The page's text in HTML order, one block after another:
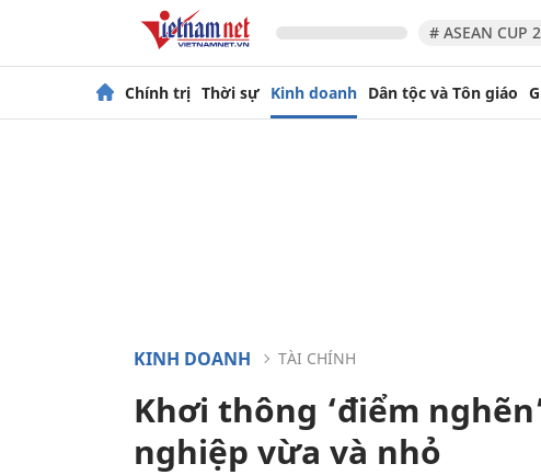
# ASEAN CUP
Chính trị Thời sự Kinh doanh Dân tộc và Tôn giáo
KINH DOANH TÀI CHÍNH
Khơi thông ‘điểm
nghiệp vừa và nhỏ